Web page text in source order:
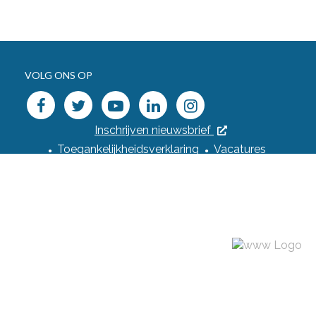
VOLG ONS OP
facebook
twitteryoutube
linkedininstagram
Inschrijven nieuwsbrief
Toegankelijkheidsverklaring
Vacatures